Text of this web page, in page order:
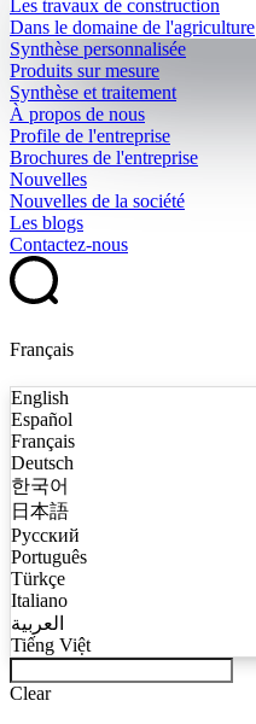
Les travaux de construction
Dans le domaine de l'agriculture
Synthèse personnalisée
Produits sur mesure
Synthèse et traitement
À propos de nous
Profile de l'entreprise
Brochures de l'entreprise
Nouvelles
Nouvelles de la société
Les blogs
Contactez-nous
Français
English
Español
Français
Deutsch
한국어
日本語
Русский
Português
Türkçe
Italiano
العربية
Tiếng Việt
Clear